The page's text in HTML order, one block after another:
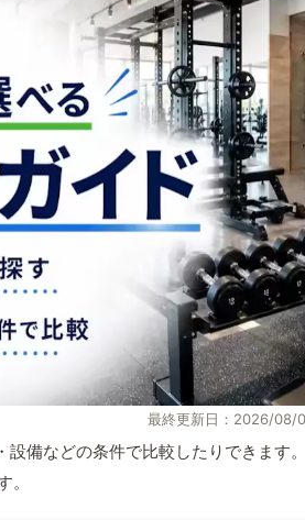
最終更新日：2026/08/
備などの条件で比較したりできます